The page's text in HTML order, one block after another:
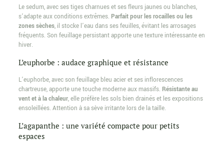
Le sedum, avec ses tiges charnues et ses fleurs jaunes ou blanches,
s’adapte aux conditions extrêmes. Parfait pour les rocailles ou les
zones sèches, il stocke l’eau dans ses feuilles, évitant les arrosages
fréquents. Son feuillage persistant apporte une texture intéressante en
hiver.
L’euphorbe : audace graphique et résistance
L’euphorbe, avec son feuillage bleu acier et ses inflorescences
chartreuse, apporte une touche moderne aux massifs. Résistante au
vent et à la chaleur, elle préfère les sols bien drainés et les expositions
ensoleillées. Attention à sa sève irritante lors de la taille.
L’agapanthe : une variété compacte pour petits
espaces